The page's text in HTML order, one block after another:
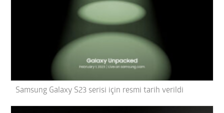
Samsung Galaxy S23 serisi için resmi tarih verildi